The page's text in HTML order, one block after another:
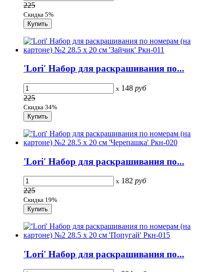
225
Скидка 5%
'Lori' Набор для раскрашивания по...
x 148 руб
225
Скидка 34%
'Lori' Набор для раскрашивания по...
x 182 руб
225
Скидка 19%
'Lori' Набор для раскрашивания по...